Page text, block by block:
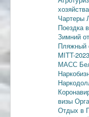
хозяйства
Чартеры
Поездка
Зимний
Пляжный
MITT-2023
МАСС
визы
Отдых в